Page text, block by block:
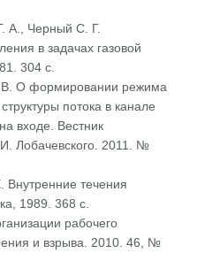
А., Черный С. Г.
в задачах газовой
304 с.
В. О формировании режима
потока в канале
входе. Вестник
Лобачевского. 2011. №
течения
1989. 368 с.
рабочего
и взрыва. 2010. 46, №